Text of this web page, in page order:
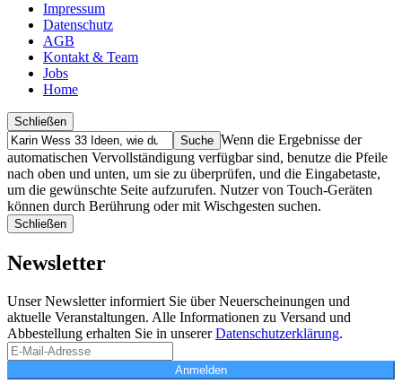
Impressum
Datenschutz
AGB
Kontakt & Team
Jobs
Home
Schließen
Suche
Finde
…
Wenn die Ergebnisse der
automatischen Vervollständigung verfügbar sind, benutze die Pfeile
nach oben und unten, um sie zu überprüfen, und die Eingabetaste,
um die gewünschte Seite aufzurufen. Nutzer von Touch-Geräten
können durch Berührung oder mit Wischgesten suchen.
Schließen
Newsletter
Unser Newsletter informiert Sie über Neuerscheinungen und
aktuelle Veranstaltungen. Alle Informationen zu Versand und
Abbestellung erhalten Sie in unsererDatenschutzerklärung.
Anmelden